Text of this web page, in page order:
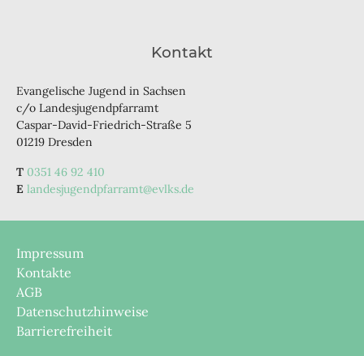
Kontakt
Evangelische Jugend in Sachsen
c/o Landesjugendpfarramt
Caspar-David-Friedrich-Straße 5
01219 Dresden
0351 46 92 410
landesjugendpfarramt@evlks.de
Impressum
Kontakte
AGB
Datenschutzhinweise
Barrierefreiheit